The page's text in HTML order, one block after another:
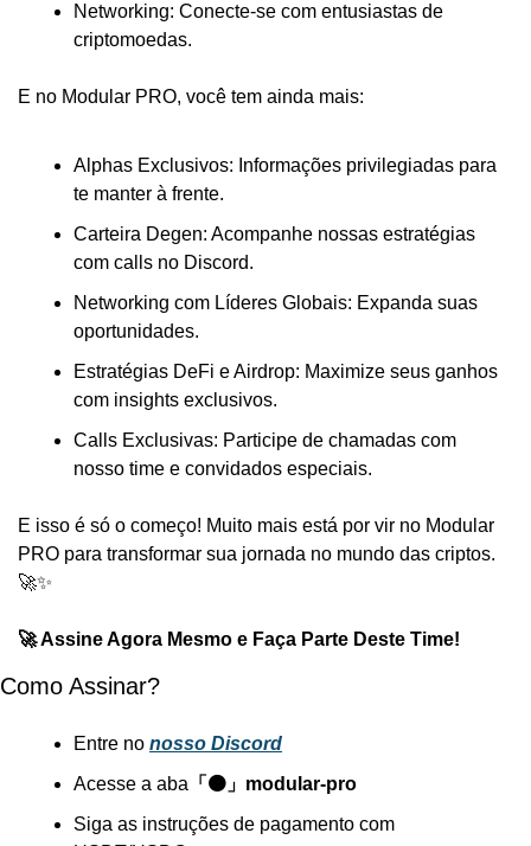
Networking: Conecte-se com entusiastas de
criptomoedas.
E no Modular PRO, você tem ainda mais:
Alphas Exclusivos: Informações privilegiadas para
te manter à frente.
Carteira Degen: Acompanhe nossas estratégias
com calls no Discord.
Networking com Líderes Globais: Expanda suas
oportunidades.
Estratégias DeFi e Airdrop: Maximize seus ganhos
com insights exclusivos.
Calls Exclusivas: Participe de chamadas com
nosso time e convidados especiais.
E isso é só o começo! Muito mais está por vir no Modular
PRO para transformar sua jornada no mundo das criptos.
🚀✨
🚀 Assine Agora Mesmo e Faça Parte Deste Time!
Como Assinar?
Entre no nosso Discord
Acesse a aba 「🟠」modular-pro
Siga as instruções de pagamento com